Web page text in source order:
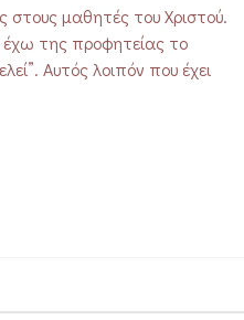
μαθητές του Χριστού.
έχω της προφητείας το
Αυτός λοιπόν που έχει